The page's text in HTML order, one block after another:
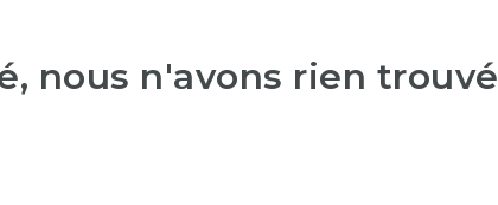
nous n'avons rien trouvé